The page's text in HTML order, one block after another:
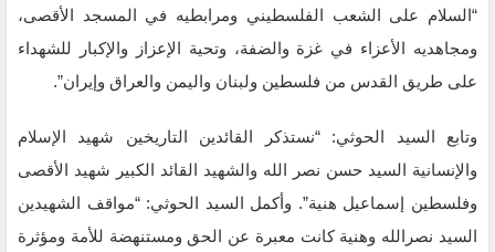
“السلام على الشعب الفلسطيني ومرابطيه في المسجد الأقصى،
ومجاهديه الأعزاء في غزة والضفة، وتحية الإعزاز والإكبار للشهداء
على طريق القدس من فلسطين ولبنان واليمن والعراق وإيران”.
وتابع السيد الحوثي: “نستذكر القائدين التاريخين شهيد الإسلام
والإنسانية السيد حسن نصر الله والشهيد القائد الكبير شهيد الأقصى
وفلسطين إسماعيل هنية”. وأكمل السيد الحوثي: “مواقف الشهيدين
السيد نصرالله وهنية كانت معبرة عن الحق ومستنهضة للأمة ومؤثرة